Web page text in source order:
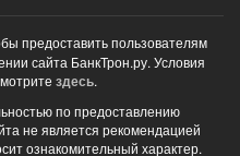
предоставить пользователям
сайта БанкТрон.ру. Условия
здесь.
по предоставлению
не является рекомендацией
ознакомительный характер.